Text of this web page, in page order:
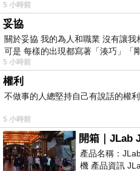
5 小時前
妥協
關於妥協 我的為人和職業 沒有讓
可是 每樣的出現都寫著「湊巧」「
5 小時前
權利
不做事的人總堅持自己有說話的權利
5 小時前
產品名稱：
機 產品資訊